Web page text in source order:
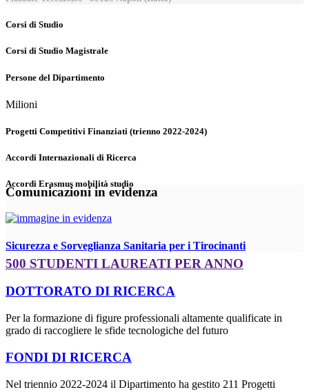
Corsi di Studio
Corsi di Studio Magistrale
Persone del Dipartimento
Milioni
Progetti Competitivi Finanziati (trienno 2022-2024)
Accordi Internazionali di Ricerca
Accordi Erasmus mobilità studio
Comunicazioni in evidenza
Sicurezza e Sorveglianza Sanitaria per i Tirocinanti
500 STUDENTI LAUREATI PER ANNO
DOTTORATO DI RICERCA
Per la formazione di figure professionali altamente qualificate in
grado di raccogliere le sfide tecnologiche del futuro
FONDI DI RICERCA
Nel triennio 2022-2024 il Dipartimento ha gestito 211 Progetti